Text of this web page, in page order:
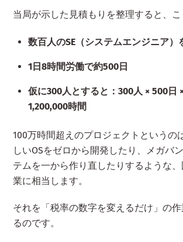
当局が示した見積もりを整理すると、こ
数百人のSE（システムエンジニア）
1日8時間労働で約500日
仮に300人とすると：300人 × 500日
1,200,000時間
100万時間超えのプロジェクトというの
しいOSをゼロから開発したり、メガバ
テムを一から作り直したりするような
業に相当します。
それを「税率の数字を変えるだけ」の
るのです。